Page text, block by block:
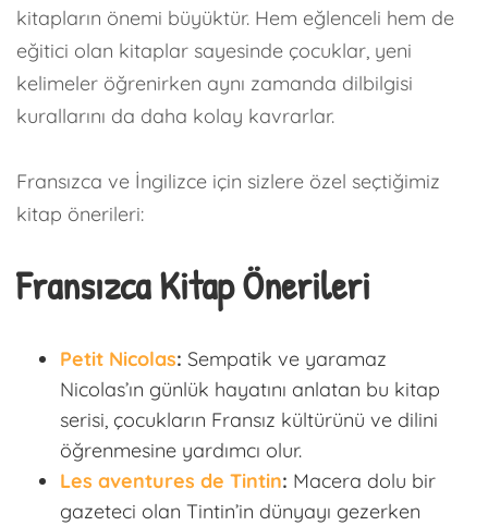
kitapların önemi büyüktür. Hem eğlenceli hem de
eğitici olan kitaplar sayesinde çocuklar, yeni
kelimeler öğrenirken aynı zamanda dilbilgisi
kurallarını da daha kolay kavrarlar.
Fransızca ve İngilizce için sizlere özel seçtiğimiz
kitap önerileri:
Fransızca Kitap Önerileri
Petit Nicolas: Sempatik ve yaramaz
Nicolas’ın günlük hayatını anlatan bu kitap
serisi, çocukların Fransız kültürünü ve dilini
öğrenmesine yardımcı olur.
Les aventures de Tintin: Macera dolu bir
gazeteci olan Tintin’in dünyayı gezerken